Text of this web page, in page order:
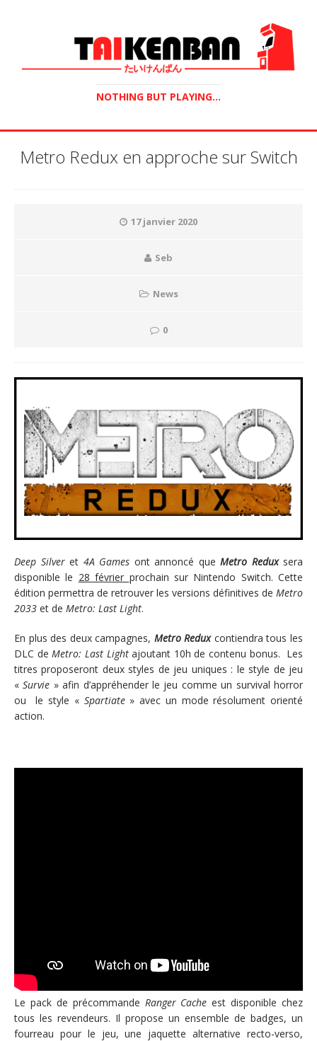
NOTHING BUT PLAYING...
Metro Redux en approche sur Switch
17 janvier 2020
Seb
News
0
Deep Silveret 4A Games ont annoncé que Metro Redux sera
disponible le 28 février prochain sur Nintendo Switch. Cette
édition permettra de retrouver les versions définitives de Metro
2033 et de Metro: Last Light.
En plus des deux campagnes, Metro Reduxcontiendra tous les
DLC de Metro: Last Lightajoutant 10h de contenu bonus. Les
titres proposeront deux styles de jeu uniques : le style de jeu
«Survie » afin d’appréhender le jeu comme un survival horror
ou le style « Spartiate» avec un mode résolument orienté
action.
Le pack de précommande Ranger Cache est disponible chez
tous les revendeurs. Il propose un ensemble de badges, un
fourreau pour le jeu, une jaquette alternative recto-verso,